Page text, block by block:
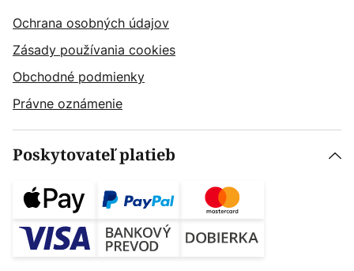
Ochrana osobných údajov
Zásady používania cookies
Obchodné podmienky
Právne oznámenie
Poskytovateľ platieb